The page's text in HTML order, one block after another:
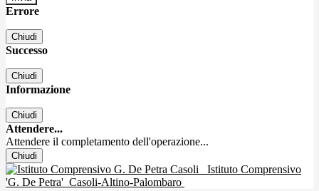
Errore
Chiudi
Successo
Chiudi
Informazione
Chiudi
Attendere...
Attendere il completamento dell'operazione...
Chiudi
Istituto Comprensivo
'G. De Petra' Casoli-Altino-Palombaro